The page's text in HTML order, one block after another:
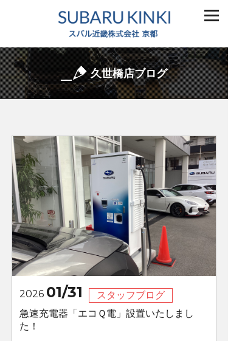
久世橋店ブログ
2026 01/31
スタッフブログ
急速充電器「エコＱ電」設置いたしまし
た！